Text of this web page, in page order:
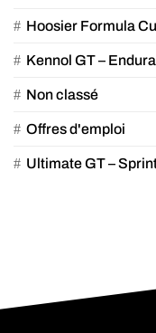
Hoosier Formula
Kennol GT –
Non classé
Offres d'emploi
Ultimate GT –